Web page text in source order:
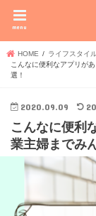
menu
HOME ライフスタイ
こんなに便利なアプリが
選！
2020.09.09
こんなに便利
業主婦までみ